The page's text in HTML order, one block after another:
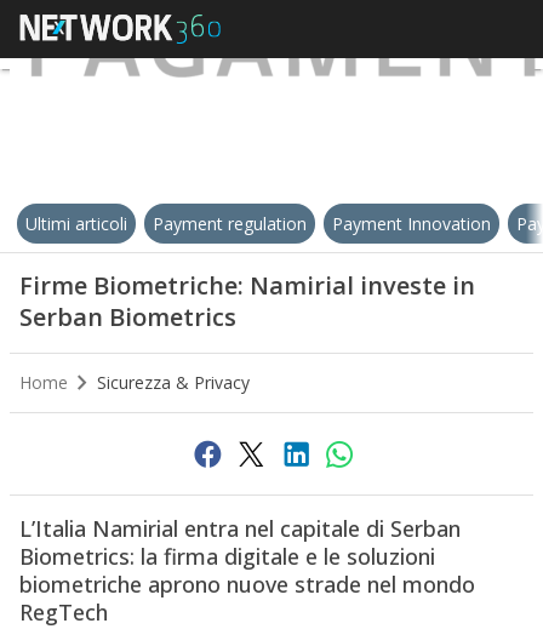
Ultimi articoli Payment regulation Payment Innovation
Firme Biometriche: Namirial investe in
Serban Biometrics
Home Sicurezza & Privacy
L’Italia Namirial entra nel capitale di Serban
Biometrics: la firma digitale e le soluzioni
biometriche aprono nuove strade nel mondo
RegTech